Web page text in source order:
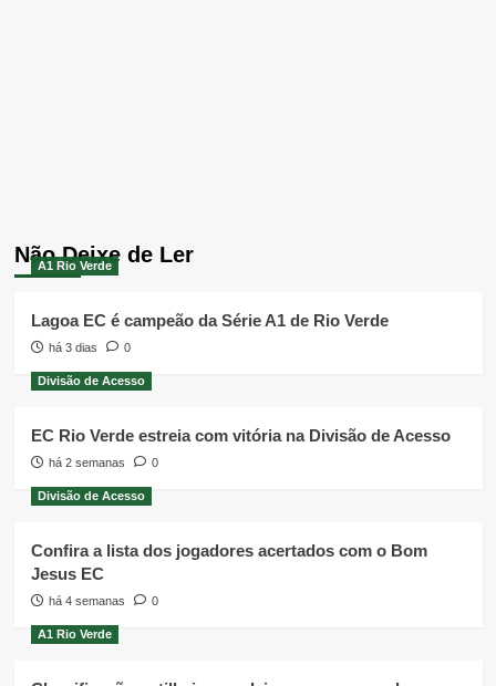
Não Deixe de Ler
A1 Rio Verde
Lagoa EC é campeão da Série A1 de Rio Verde
há 3 dias 0
Divisão de Acesso
EC Rio Verde estreia com vitória na Divisão de Acesso
há 2 semanas 0
Divisão de Acesso
Confira a lista dos jogadores acertados com o Bom
Jesus EC
há 4 semanas 0
A1 Rio Verde